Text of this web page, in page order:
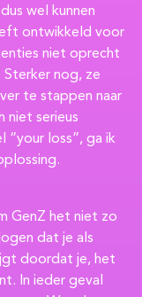
wel kunnen
ontwikkeld voor
niet oprecht
nog, ze
te stappen naar
niet serieus
“your loss”, ga ik
GenZ het niet zo
dat je als
doordat je, het
In ieder geval